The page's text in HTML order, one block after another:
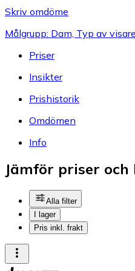
Skriv omdöme
Målgrupp: Dam, Typ av
Priser
Insikter
Prishistorik
Omdömen
Info
Jämför priser
Alla filter
I lager
Pris inkl. frakt